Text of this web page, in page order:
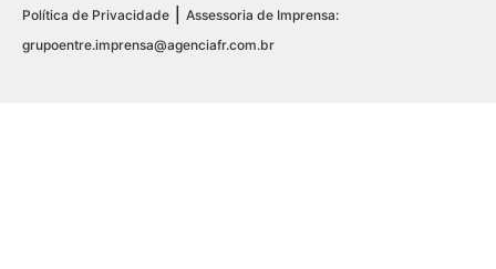
Política de Privacidade | Assessoria de Imprensa:
grupoentre.imprensa@agenciafr.com.br